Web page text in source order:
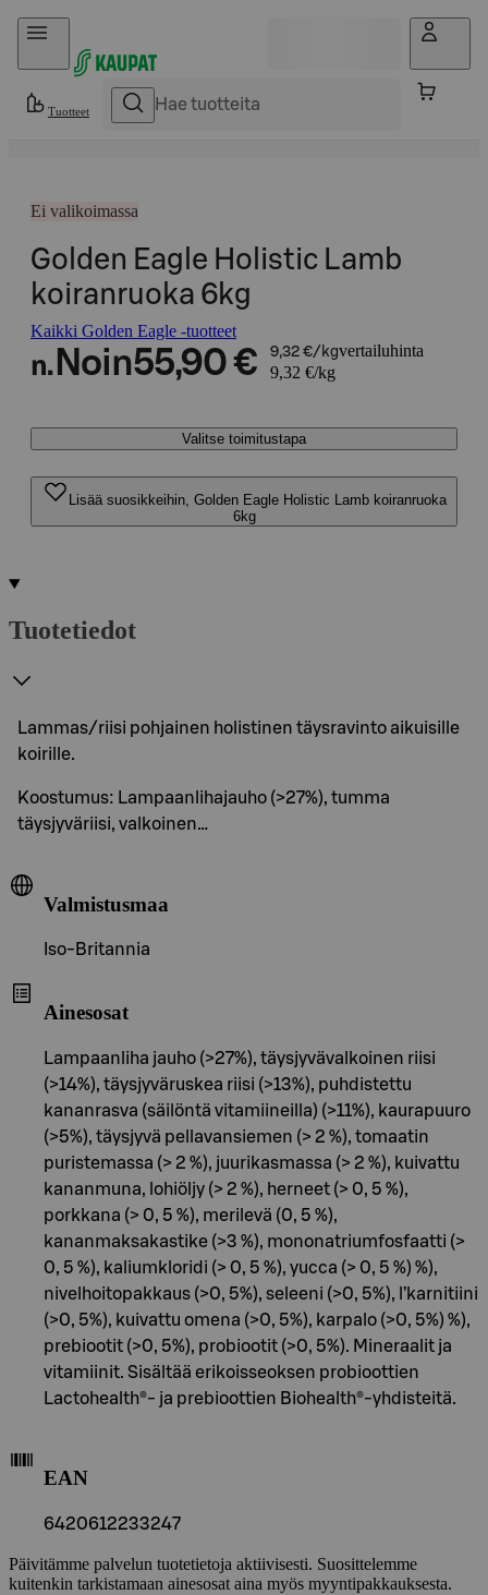
Hyppää sisältöön
Tuotteet
Ei valikoimassa
Golden Eagle Holistic Lamb
koiranruoka 6kg
Kaikki Golden Eagle -tuotteet
n. Noin55,90 € 9,32 €/kgvertailuhinta
9,32 €/kg
Valitse toimitustapa
Lisää suosikkeihin, Golden Eagle Holistic Lamb koiranruoka
6kg
Tuotetiedot
Lammas/riisi pohjainen holistinen täysravinto aikuisille
koirille.
Koostumus: Lampaanlihajauho (>27%), tumma
täysjyväriisi, valkoinen…
Valmistusmaa
Iso-Britannia
Ainesosat
Lampaanliha jauho (>27%), täysjyvävalkoinen riisi
(>14%), täysjyväruskea riisi (>13%), puhdistettu
kananrasva (säilöntä vitamiineilla) (>11%), kaurapuuro
(>5%), täysjyvä pellavansiemen (> 2 %), tomaatin
puristemassa (> 2 %), juurikasmassa (> 2 %), kuivattu
kananmuna, lohiöljy (> 2 %), herneet (> 0, 5 %),
porkkana (> 0, 5 %), merilevä (0, 5 %),
kananmaksakastike (>3 %), mononatriumfosfaatti (>
0, 5 %), kaliumkloridi (> 0, 5 %), yucca (> 0, 5 %) %),
nivelhoitopakkaus (>0, 5%), seleeni (>0, 5%), l’karnitiini
(>0, 5%), kuivattu omena (>0, 5%), karpalo (>0, 5%) %),
prebiootit (>0, 5%), probiootit (>0, 5%). Mineraalit ja
vitamiinit. Sisältää erikoisseoksen probioottien
Lactohealth®- ja prebioottien Biohealth®-yhdisteitä.
EAN
6420612233247
Päivitämme palvelun tuotetietoja aktiivisesti. Suosittelemme
kuitenkin tarkistamaan ainesosat aina myös myyntipakkauksesta.